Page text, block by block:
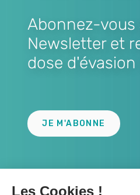
Abonnez-vous
Newsletter et
dose d'évasion
JE M'ABONNE